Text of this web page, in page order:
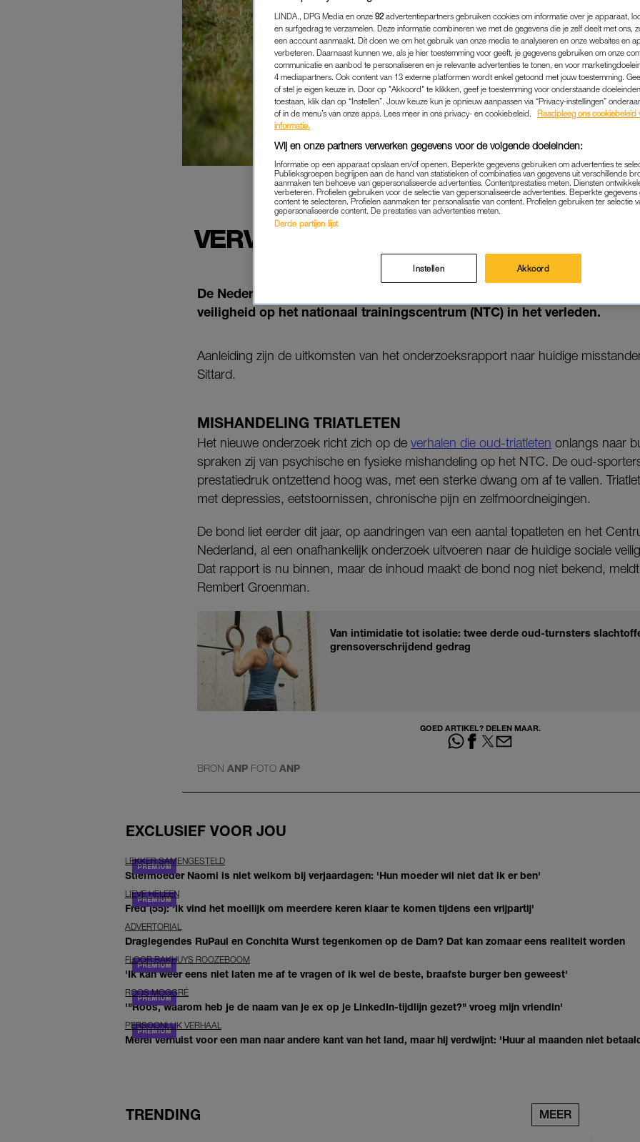
TRIATHLONBOND
VERVOLGONDERZOEK NAAR
BINNENLAND|LINDA.
30-10-2021 | ROY HEETHAAR
De Nederlandse Triathlon Bond (NTB) gaat een vervolgonderzoek
veiligheid op het nationaal trainingscentrum (NTC) in het verleden.
Aanleiding zijn de uitkomsten van het onderzoeksrapport naar huidige
Sittard.
MISHANDELING TRIATLETEN
Het nieuwe onderzoek richt zich op de verhalen die oud-triatleten onlangs naar
spraken zij van psychische en fysieke mishandeling op het NTC. De oud-
prestatiedruk ontzettend hoog was, met een sterke dwang om af te vallen.
met depressies, eetstoornissen, chronische pijn en zelfmoordneigingen.
De bond liet eerder dit jaar, op aandringen van een aantal topatleten en het
Nederland, al een onafhankelijk onderzoek uitvoeren naar de huidige sociale
Dat rapport is nu binnen, maar de inhoud maakt de bond nog niet bekend,
Rembert Groenman.
Van intimidatie tot isolatie: twee derde oud-turnsters
grensoverschrijdend gedrag
GOED ARTIKEL? DELEN MAAR.
BRON ANP FOTO ANP
EXCLUSIEF VOOR JOU
LEKKER SAMENGESTELD
Stiefmoeder Naomi is niet welkom bij verjaardagen: 'Hun moeder wil niet dat ik er ben'
LIEVE HELEEN
Fred (55): 'Ik vind het moeilijk om meerdere keren klaar te komen tijdens een vrijpartij'
ADVERTORIAL
Draglegendes RuPaul en Conchita Wurst tegenkomen op de Dam? Dat kan zomaar eens realiteit worden
FLOOR BAKHUYS ROOZEBOOM
'Ik kan weer eens niet laten me af te vragen of ik wel de beste, braafste burger ben geweest'
ROOS MOGGRÉ
'"Roos, waarom heb je de naam van je ex op je LinkedIn-tijdlijn gezet?" vroeg mijn vriendin'
PERSOONLIJK VERHAAL
Merel verhuist voor een man naar andere kant van het land, maar hij verdwijnt: 'Huur al maanden niet
TRENDING MEER
LINDA., DPG Media en onze 92 advertentiepartners gebruiken cookies om informatie over je apparaat,
en surfgedrag te verzamelen. Deze informatie combineren we met de gegevens die je zelf deelt met ons,
een account aanmaakt. Dit doen we om het gebruik van onze media te analyseren en onze websites en
verbeteren. Daarnaast kunnen we, als je hier toestemming voor geeft, je gegevens gebruiken om onze
communicatie en aanbod te personaliseren en je relevante advertenties te tonen, en voor
4 mediapartners. Ook content van 13 externe platformen wordt enkel getoond met jouw toestemming.
of stel je eigen keuze in. Door op "Akkoord" te klikken, geef je toestemming voor onderstaande
toestaan, klik dan op “Instellen”. Jouw keuze kun je opnieuw aanpassen via “Privacy-instellingen”
of in de menu’s van onze apps. Lees meer in ons privacy- en cookiebeleid.
Raadpleeg ons cookiebeleid
informatie.
Wij en onze partners verwerken gegevens voor de volgende doeleinden:
Informatie op een apparaat opslaan en/of openen. Beperkte gegevens gebruiken om advertenties te
Publieksgroepen begrijpen aan de hand van statistieken of combinaties van gegevens uit verschillende
aanmaken ten behoeve van gepersonaliseerde advertenties. Contentprestaties meten. Diensten
verbeteren. Profielen gebruiken voor de selectie van gepersonaliseerde advertenties. Beperkte
content te selecteren. Profielen aanmaken ter personalisatie van content. Profielen gebruiken ter selectie
gepersonaliseerde content. De prestaties van advertenties meten.
Derde partijen lijst
Instellen Akkoord